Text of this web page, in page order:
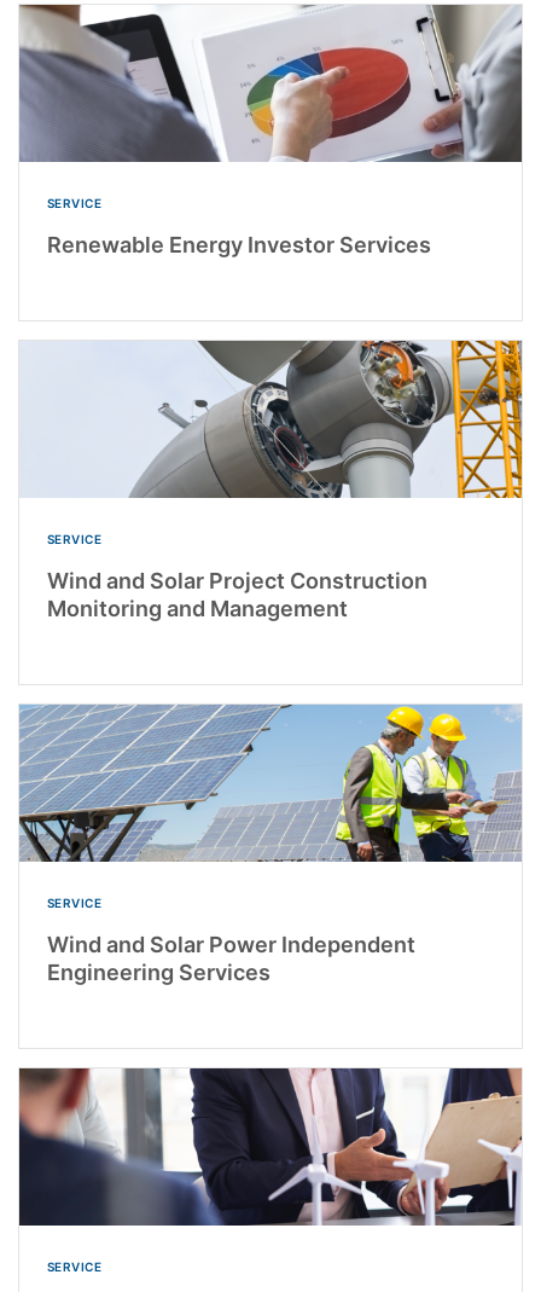
SERVICE
Renewable Energy Investor Services
SERVICE
Wind and Solar Project Construction
Monitoring and Management
SERVICE
Wind and Solar Power Independent
Engineering Services
SERVICE